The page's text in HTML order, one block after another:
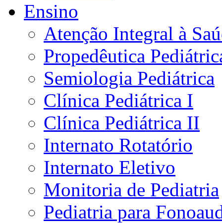
Ensino
Atenção Integral à
Propedêutica
Semiologia Pediátrica
Clínica Pediátrica I
Clínica Pediátrica II
Internato Rotatório
Internato Eletivo
Monitoria de Pediatria
Pediatria para